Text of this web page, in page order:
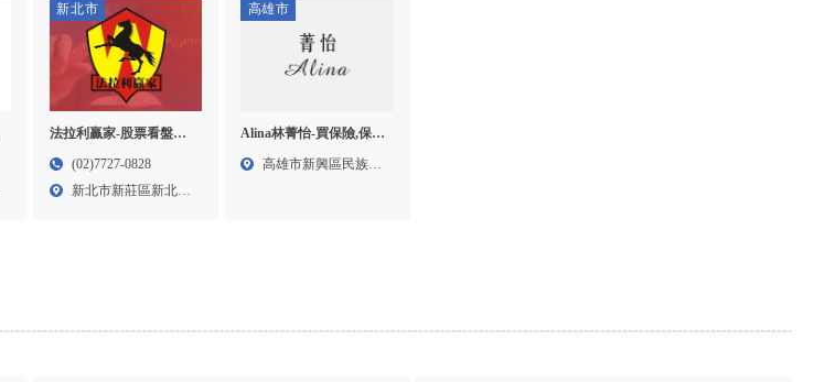
新北市
法拉利贏家-股票看盤軟
體,股票教學,股票看盤軟
體,新莊股票教學,
(02)7727-0828
新北市新莊區新北大
高雄市
Alina林菁怡-買保險,保險
業務推薦,高雄買保險,新
高雄市新興區民族二